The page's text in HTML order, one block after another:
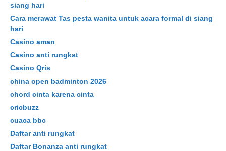
siang hari
Cara merawat Tas pesta wanita untuk acara formal di siang
hari
Casino aman
Casino anti rungkat
Casino Qris
china open badminton 2026
chord cinta karena cinta
cricbuzz
cuaca bbc
Daftar anti rungkat
Daftar Bonanza anti rungkat